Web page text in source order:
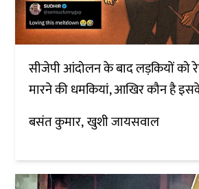
सीजेपी आंदोलन के बाद लड़कियों को
मारने की धमकियां, आखिर कौन है
बसंत कुमार खुशी जायसवाल